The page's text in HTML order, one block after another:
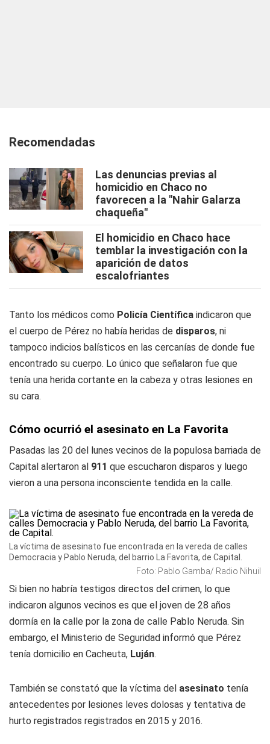
Recomendadas
Las denuncias previas al
homicidio en Chaco no
favorecen a la "Nahir Galarza
chaqueña"
El homicidio en Chaco hace
temblar la investigación con la
aparición de datos
escalofriantes
Tanto los médicos como Policía Científica indicaron que
el cuerpo de Pérez no había heridas de disparos, ni
tampoco indicios balísticos en las cercanías de donde fue
encontrado su cuerpo. Lo único que señalaron fue que
tenía una herida cortante en la cabeza y otras lesiones en
su cara.
Cómo ocurrió el asesinato en La Favorita
Pasadas las 20 del lunes vecinos de la populosa barriada de
Capital alertaron al 911 que escucharon disparos y luego
vieron a una persona inconsciente tendida en la calle.
La víctima de asesinato fue encontrada en la vereda de calles
Democracia y Pablo Neruda, del barrio La Favorita, de Capital.
Foto: Pablo Gamba/ Radio Nihuil
Si bien no habría testigos directos del crimen, lo que
indicaron algunos vecinos es que el joven de 28 años
dormía en la calle por la zona de calle Pablo Neruda. Sin
embargo, el Ministerio de Seguridad informó que Pérez
tenía domicilio en Cacheuta, Luján.
También se constató que la víctima del asesinato tenía
antecedentes por lesiones leves dolosas y tentativa de
hurto registrados registrados en 2015 y 2016.